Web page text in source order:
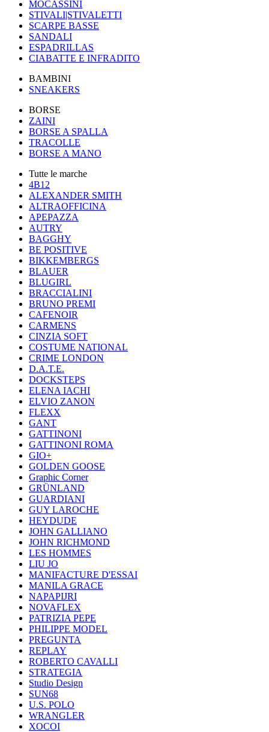
MOCASSINI
STIVALI|STIVALETTI
SCARPE BASSE
SANDALI
ESPADRILLAS
CIABATTE E INFRADITO
BAMBINI
SNEAKERS
BORSE
ZAINI
BORSE A SPALLA
TRACOLLE
BORSE A MANO
Tutte le marche
4B12
ALEXANDER SMITH
ALTRAOFFICINA
APEPAZZA
AUTRY
BAGGHY
BE POSITIVE
BIKKEMBERGS
BLAUER
BLUGIRL
BRACCIALINI
BRUNO PREMI
CAFENOIR
CARMENS
CINZIA SOFT
COSTUME NATIONAL
CRIME LONDON
D.A.T.E.
DOCKSTEPS
ELENA IACHI
ELVIO ZANON
FLEXX
GANT
GATTINONI
GATTINONI ROMA
GIO+
GOLDEN GOOSE
Graphic Corner
GRÜNLAND
GUARDIANI
GUY LAROCHE
HEYDUDE
JOHN GALLIANO
JOHN RICHMOND
LES HOMMES
LIU JO
MANIFACTURE D'ESSAI
MANILA GRACE
NAPAPIJRI
NOVAFLEX
PATRIZIA PEPE
PHILIPPE MODEL
PREGUNTA
REPLAY
ROBERTO CAVALLI
STRATEGIA
Studio Design
SUN68
U.S. POLO
WRANGLER
XOCOI